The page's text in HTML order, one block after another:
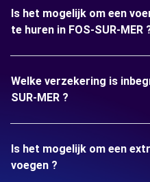
Is het mogelijk om een
te huren in FOS-SUR-MER
Welke verzekering is
SUR-MER ?
Is het mogelijk om een
voegen ?